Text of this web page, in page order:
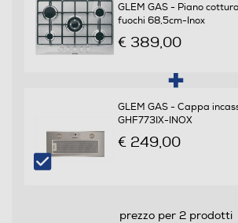
Numero totale di fuochi
5
Funzioni e Plus
GLEM GAS - Piano
fuochi 68,5cm-Inox
€ 389,00
GLEM GAS - Cappa
GHF773IX-INOX
€ 249,00
prezzo per 2 prodotti